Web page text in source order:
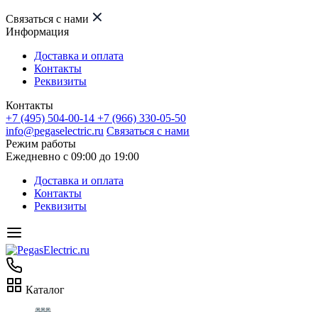
Связаться с нами
Информация
Доставка и оплата
Контакты
Реквизиты
Контакты
+7 (495) 504-00-14 +7 (966) 330-05-50
info@pegaselectric.ru Связаться с нами
Режим работы
Ежедневно с 09:00 до 19:00
Доставка и оплата
Контакты
Реквизиты
Каталог